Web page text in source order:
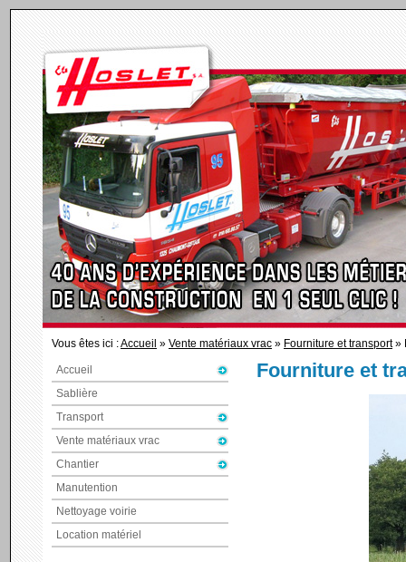
Vous êtes ici :Accueil » Vente matériaux vrac » Fourniture et transport»
Accueil
Sablière
Transport
Vente matériaux vrac
Chantier
Manutention
Nettoyage voirie
Location matériel
Fourniture et